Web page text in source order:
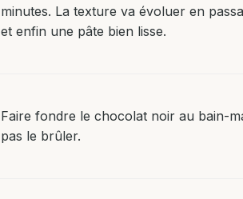
minutes. La texture va évoluer en
et enfin une pâte bien lisse.
Faire fondre le chocolat noir au bain-
pas le brûler.